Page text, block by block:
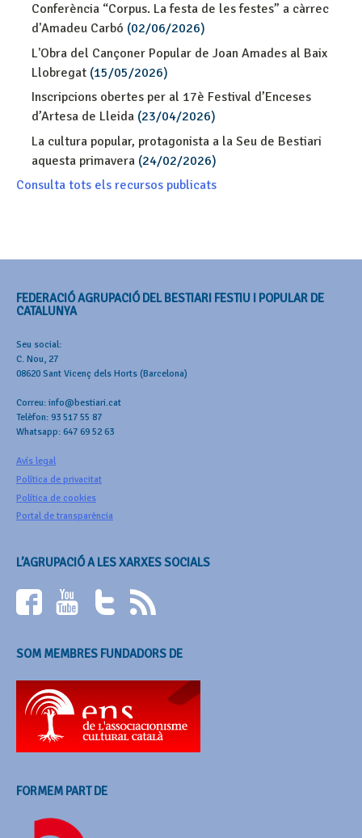
Conferència “Corpus. La festa de les festes” a càrrec
d'Amadeu Carbó (02/06/2026)
L'Obra del Cançoner Popular de Joan Amades al Baix
Llobregat (15/05/2026)
Inscripcions obertes per al 17è Festival d’Enceses
d’Artesa de Lleida (23/04/2026)
La cultura popular, protagonista a la Seu de Bestiari
aquesta primavera (24/02/2026)
Consulta tots els recursos publicats
FEDERACIÓ AGRUPACIÓ DEL BESTIARI FESTIU I POPULAR DE
CATALUNYA
Seu social:
C. Nou, 27
08620 Sant Vicenç dels Horts (Barcelona)
Correu: info@bestiari.cat
Telèfon: 93 517 55 87
Whatsapp: 647 69 52 63
Avís legal
Política de privacitat
Política de cookies
Portal de transparència
L’AGRUPACIÓ A LES XARXES SOCIALS
SOM MEMBRES FUNDADORS DE
FORMEM PART DE